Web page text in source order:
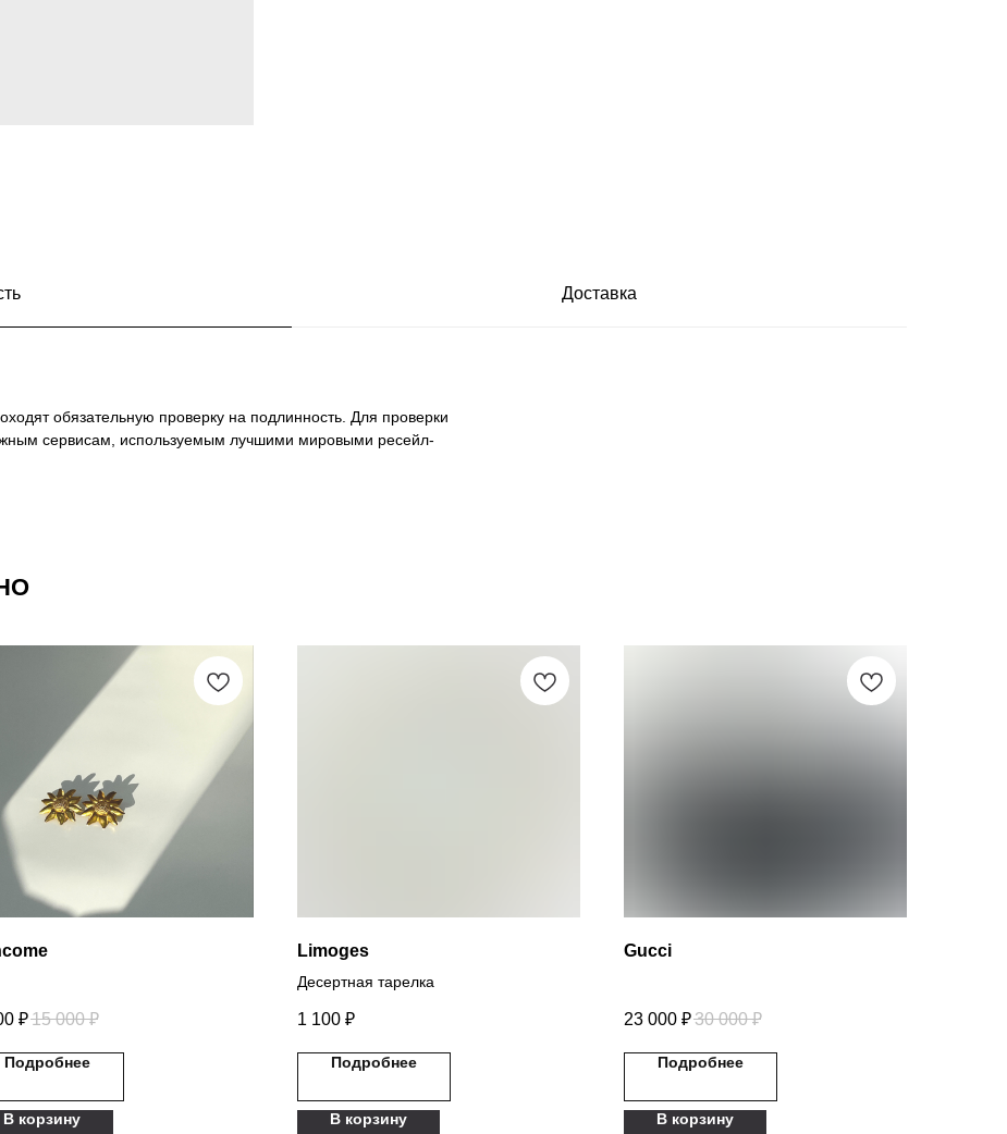
Доставка
обязательную проверку на подлинность. Для проверки
сервисам, используемым лучшими мировыми ресейл-
₽15 000 ₽
Подробнее
В корзину
Limoges
Десертная тарелка
1 100 ₽
Подробнее
В корзину
Gucci
23 000 ₽30 000 ₽
Подробнее
В корзину